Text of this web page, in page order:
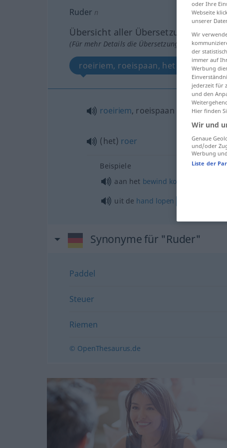
Ruder n
Übersicht aller Übersetzungen
(Für mehr Details die Übersetzung anklicken/
roeiriem, roeispaan, het roer
roeiriem, roeispaan
(het) roer
Beispiele
aan het bewind komen
uit de hand lopen
Synonyme für "Ruder"
Paddel
Steuer
Riemen
© OpenThesaurus.de
oder Ihre
Webseite
unserer
Wir
der
immer auf
Werbung
jederzeit für
und den
Hier finden
Wir und
Genaue
und/oder
Werbung
Liste der